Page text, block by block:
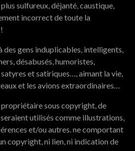
sulfureux, déjanté, caustique,
incorrect de toute la
des gens induplicables, intelligents,
désabusés, humoristes,
et satiriques…, aimant la vie,
et les avions extraordinaires…
propriétaire sous copyright, de
utilisés comme illustrations,
et/ou autres. ne comportant
copyright, ni lien, ni indication de